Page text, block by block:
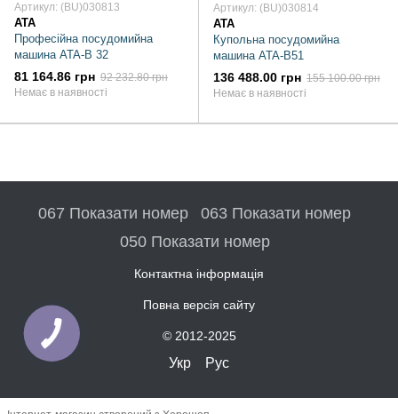
Артикул: (BU)030813
ATA
Професійна посудомийна
машина ATA-B 32
81 164.86 грн 92 232.80 грн
Немає в наявності
Артикул: (BU)030814
ATA
Купольна посудомийна
машина ATA-B51
136 488.00 грн 155 100.00 грн
Немає в наявності
067 Показати номер
063 Показати номер
050 Показати номер
Контактна інформація
Повна версія сайту
© 2012-2025
Укр Рус